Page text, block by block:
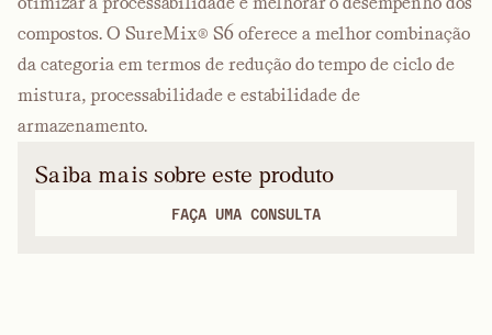
compostos. O SureMix® S6 oferece a melhor combinação
da categoria em termos de redução do tempo de ciclo de
mistura, processabilidade e estabilidade de
armazenamento.
Saiba mais sobre este produto
FAÇA UMA CONSULTA